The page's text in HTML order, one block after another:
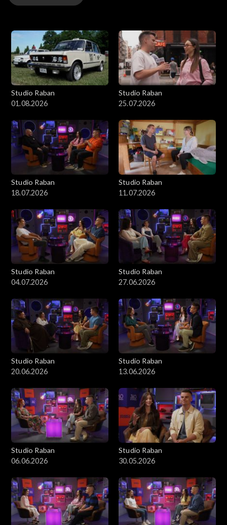
Studio Raban
01.08.2026
Studio Raban
25.07.2026
Studio Raban
18.07.2026
Studio Raban
11.07.2026
Studio Raban
04.07.2026
Studio Raban
27.06.2026
Studio Raban
20.06.2026
Studio Raban
13.06.2026
Studio Raban
06.06.2026
Studio Raban
30.05.2026